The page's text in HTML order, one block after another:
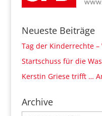
Neueste Beiträge
Tag der Kinderrechte
Startschuss für die
Kerstin Griese trifft …
Archive